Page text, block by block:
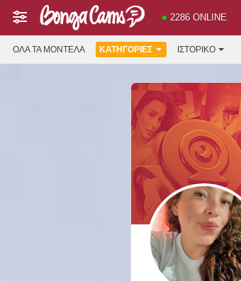
2286 ONLINE
ΌΛΑ ΤΑ ΜΟΝΤΈΛΑ ΚΑΤΗΓΟΡΊΕΣ ΙΣΤΟΡΙΚΌ